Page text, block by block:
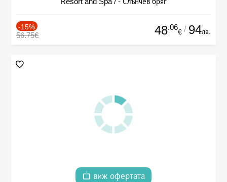
-15%
56.75€ 48.06
€ / 94лв.
виж офертата